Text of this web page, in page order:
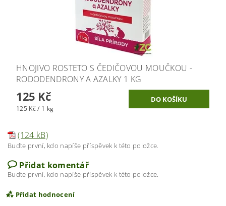
HNOJIVO ROSTETO S ČEDIČOVOU MOUČKOU -
RODODENDRONY A AZALKY 1 KG
125 Kč
125 Kč / 1 kg
(124 kB)
Buďte první, kdo napíše příspěvek k této položce.
Přidat komentář
Buďte první, kdo napíše příspěvek k této položce.
Přidat hodnocení